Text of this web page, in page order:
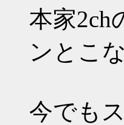
本家2ch
ンとこ
今でも